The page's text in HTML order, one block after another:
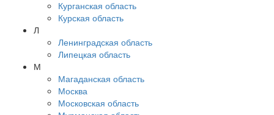
Курганская область
Курская область
Л
Ленинградская область
Липецкая область
М
Магаданская область
Москва
Московская область